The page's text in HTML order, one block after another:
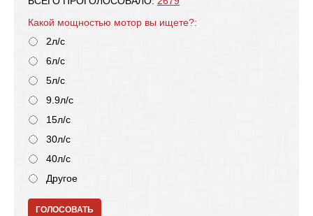
Какой мощностью мотор вы ищете?:
2л/с
6л/с
5л/с
9.9л/с
15л/с
30л/с
40л/с
Другое
ГОЛОСОВАТЬ